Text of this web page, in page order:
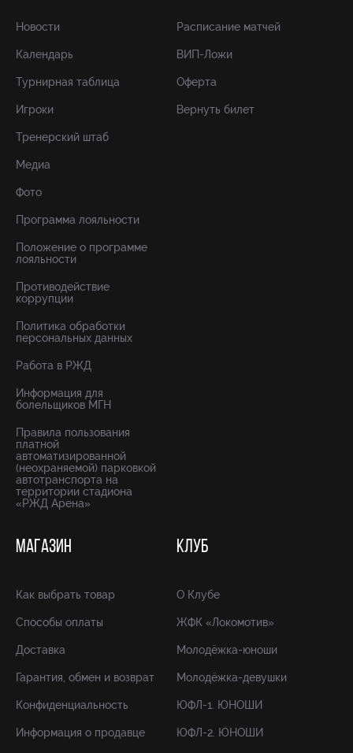
Новости
Календарь
Турнирная таблица
Игроки
Тренерский штаб
Медиа
Фото
Программа лояльности
Положение о программе
лояльности
Противодействие
коррупции
Политика обработки
персональных данных
Работа в РЖД
Информация для
болельщиков МГН
Правила пользования
платной
автоматизированной
(неохраняемой) парковкой
автотранспорта на
территории стадиона
«РЖД Арена»
Расписание матчей
ВИП-Ложи
Оферта
Вернуть билет
МАГАЗИН
Как выбрать товар
Способы оплаты
Доставка
Гарантия, обмен и возврат
Конфиденциальность
Информация о продавце
КЛУБ
О Клубе
ЖФК «Локомотив»
Молодёжка-юноши
Молодёжка-девушки
ЮФЛ-1. ЮНОШИ
ЮФЛ-2. ЮНОШИ